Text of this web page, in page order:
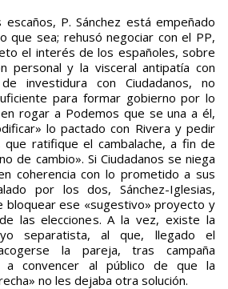
P. Sánchez está empeñado
que sea; rehusó negociar con el PP,
el interés de los españoles, sobre
personal y la visceral antipatía con
investidura con Ciudadanos, no
para formar gobierno por lo
rogar a Podemos que se una a él,
lo pactado con Rivera y pedir
que ratifique el cambalache, a fin de
de cambio». Si Ciudadanos se niega
coherencia con lo prometido a sus
por los dos, Sánchez-Iglesias,
bloquear ese «sugestivo» proyecto y
las elecciones. A la vez, existe la
separatista, al que, llegado el
la pareja, tras campaña
a convencer al público de que la
no les dejaba otra solución.